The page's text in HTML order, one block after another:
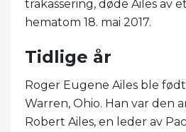
trakassering, døde Ailes av
hematom 18. mai 2017.
Tidlige år
Roger Eugene Ailes ble født
Warren, Ohio. Han var den
Robert Ailes, en leder av